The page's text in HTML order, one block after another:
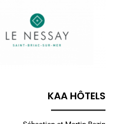
KAA HÔTELS